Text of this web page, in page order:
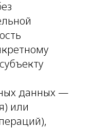
данных —
или